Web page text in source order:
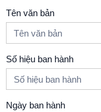
Tên văn bản
Số hiệu ban hành
Ngày ban hành